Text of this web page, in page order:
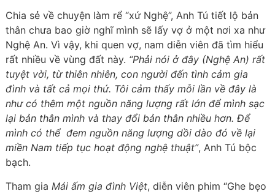
Chia sẻ về chuyện làm rể “xứ Nghệ”, Anh Tú tiết lộ bản
thân chưa bao giờ nghĩ mình sẽ lấy vợ ở một nơi xa như
Nghệ An. Vì vậy, khi quen vợ, nam diễn viên đã tìm hiểu
rất nhiều về vùng đất này. “Phải nói ở đây (Nghệ An) rất
tuyệt vời, từ thiên nhiên, con người đến tình cảm gia
đình và tất cả mọi thứ. Tôi cảm thấy mỗi lần về đây là
như có thêm một nguồn năng lượng rất lớn để mình sạc
lại bản thân mình và thay đổi bản thân nhiều hơn. Để
mình có thể đem nguồn năng lượng dồi dào đó về lại
miền Nam tiếp tục hoạt động nghệ thuật”, Anh Tú bộc
bạch.
Tham gia Mái ấm gia đình Việt, diễn viên phim “Ghe bẹo